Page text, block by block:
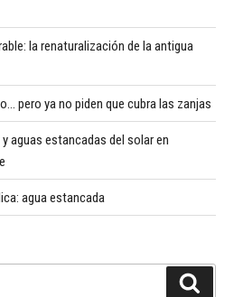
la renaturalización de la antigua
pero ya no piden que cubra las zanjas
aguas estancadas del solar en
agua estancada